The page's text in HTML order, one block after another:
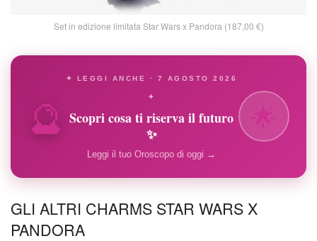
Set in edizione limitata Star Wars x Pandora (187,00 €)
🔮
✦ LEGGI ANCHE · 7 AGOSTO 2026
✦
Scopri cosa ti riserva il futuro
✨
Leggi il tuo Oroscopo di oggi →
GLI ALTRI CHARMS STAR WARS X
PANDORA